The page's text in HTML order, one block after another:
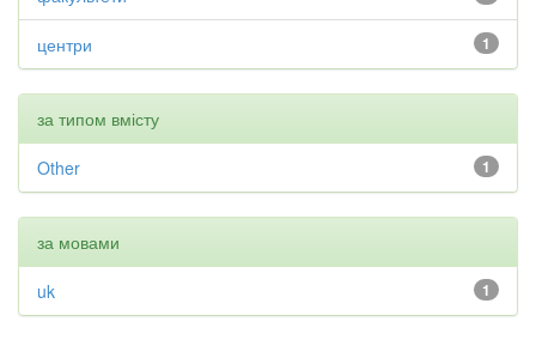
1
центри
за типом вмісту
1
Other
за мовами
1
uk